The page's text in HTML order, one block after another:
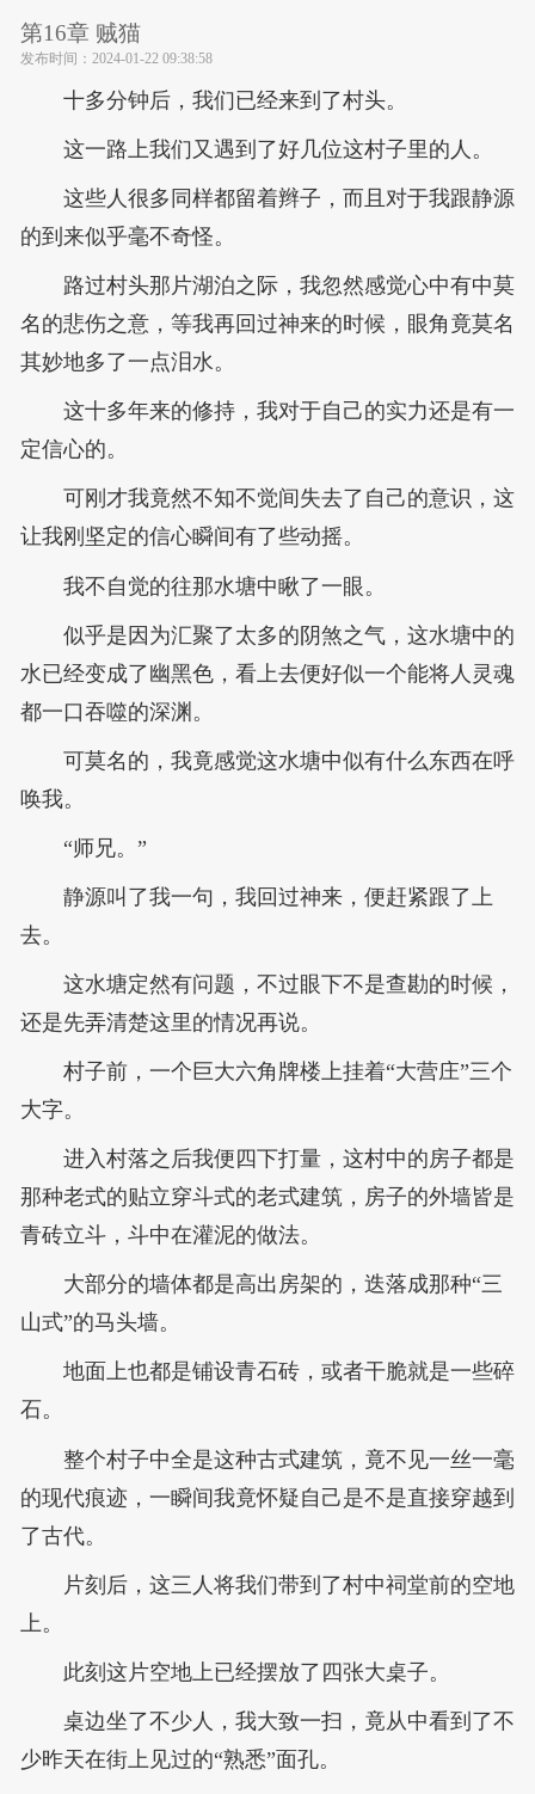
第16章 贼猫
发布时间： 2024-01-22 09:38:58
十多分钟后，我们已经来到了村头。
这一路上我们又遇到了好几位这村子里的人。
这些人很多同样都留着辫子，而且对于我跟静源
的到来似乎毫不奇怪。
路过村头那片湖泊之际，我忽然感觉心中有中莫
名的悲伤之意，等我再回过神来的时候，眼角竟莫名
其妙地多了一点泪水。
这十多年来的修持，我对于自己的实力还是有一
定信心的。
可刚才我竟然不知不觉间失去了自己的意识，这
让我刚坚定的信心瞬间有了些动摇。
我不自觉的往那水塘中瞅了一眼。
似乎是因为汇聚了太多的阴煞之气，这水塘中的
水已经变成了幽黑色，看上去便好似一个能将人灵魂
都一口吞噬的深渊。
可莫名的，我竟感觉这水塘中似有什么东西在呼
唤我。
“师兄。”
静源叫了我一句，我回过神来，便赶紧跟了上
去。
这水塘定然有问题，不过眼下不是查勘的时候，
还是先弄清楚这里的情况再说。
村子前，一个巨大六角牌楼上挂着“大营庄”三个
大字。
进入村落之后我便四下打量，这村中的房子都是
那种老式的贴立穿斗式的老式建筑，房子的外墙皆是
青砖立斗，斗中在灌泥的做法。
大部分的墙体都是高出房架的，迭落成那种“三
山式”的马头墙。
地面上也都是铺设青石砖，或者干脆就是一些碎
石。
整个村子中全是这种古式建筑，竟不见一丝一毫
的现代痕迹，一瞬间我竟怀疑自己是不是直接穿越到
了古代。
片刻后，这三人将我们带到了村中祠堂前的空地
上。
此刻这片空地上已经摆放了四张大桌子。
桌边坐了不少人，我大致一扫，竟从中看到了不
少昨天在街上见过的“熟悉”面孔。